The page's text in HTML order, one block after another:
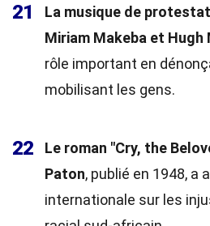
21
La musique de
Miriam Makeba et Hugh
rôle important en
mobilisant les gens.
22
Le roman "Cry, the
Paton, publié en 1948,
internationale sur les